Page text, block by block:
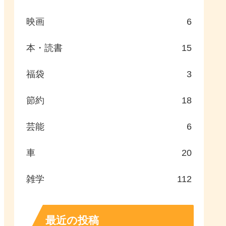
映画 6
本・読書 15
福袋 3
節約 18
芸能 6
車 20
雑学 112
最近の投稿